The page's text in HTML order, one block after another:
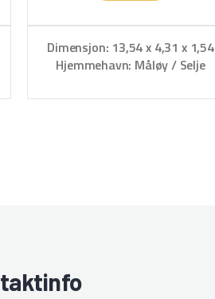
Dimensjon: 13,54 x 4,31 x 1,54
Hjemmehavn: Måløy / Selje